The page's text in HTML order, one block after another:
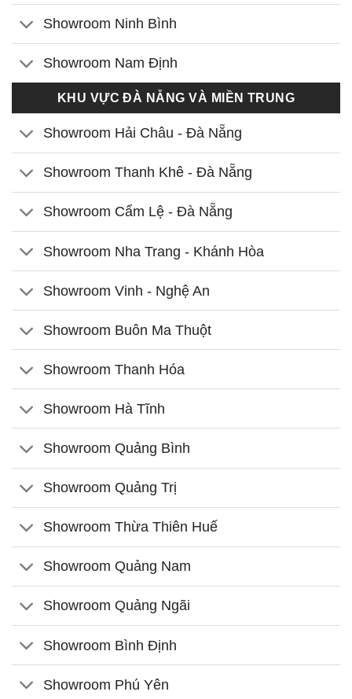
Showroom Ninh Bình
Showroom Nam Định
KHU VỰC ĐÀ NẴNG VÀ MIỀN TRUNG
Showroom Hải Châu - Đà Nẵng
Showroom Thanh Khê - Đà Nẵng
Showroom Cẩm Lệ - Đà Nẵng
Showroom Nha Trang - Khánh Hòa
Showroom Vinh - Nghệ An
Showroom Buôn Ma Thuột
Showroom Thanh Hóa
Showroom Hà Tĩnh
Showroom Quảng Bình
Showroom Quảng Trị
Showroom Thừa Thiên Huế
Showroom Quảng Nam
Showroom Quảng Ngãi
Showroom Bình Định
Showroom Phú Yên